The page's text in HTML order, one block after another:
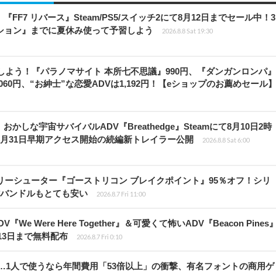
『FF7 リバース』Steam/PS5/スイッチ2にて8月12日までセール中！3
ョン』までに夏休み使って予習しよう
2026.8.8 Sat 19:30
よう！『パラノマサイト 本所七不思議』990円、『ダンガンロンパ』
円、“お紳士”な恋愛ADVは1,192円！【eショップのお薦めセール】
おかしな宇宙サバイバルADV『Breathedge』Steamにて8月10日2時
31日早期アクセス開始の続編新トレイラー公開
2026.8.8 Sat 6:00
ーシューター『ゴーストリコン ブレイクポイント』95％オフ！シリ
ンドルもとても安い
2026.8.7 Fri 11:00
『We Were Here Together』＆可愛くて怖いADV『Beacon Pines』
日まで無料配布
2026.8.7 Fri 0:10
人で使うなら年間費用「53倍以上」の衝撃、有名フォントの商用ゲ